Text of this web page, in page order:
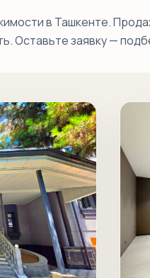
в Ташкенте.
Оставьте заявку —